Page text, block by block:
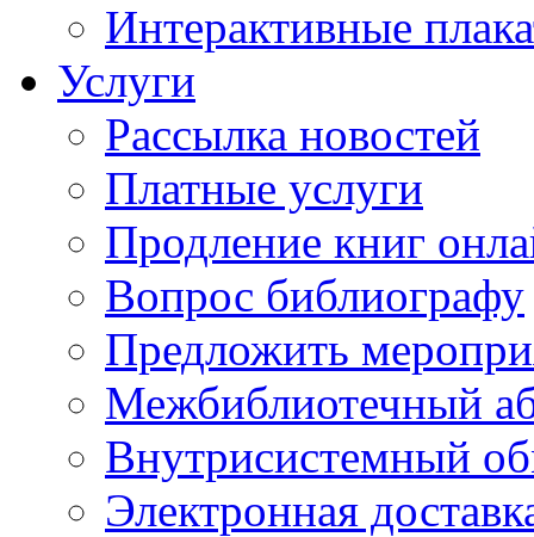
Интерактивные
Услуги
Рассылка новостей
Платные услуги
Продление книг
Вопрос библиографу
Предложить
Межбиблиотечный
Внутрисистемный
Электронная